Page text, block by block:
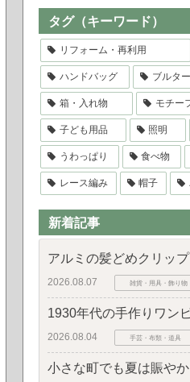
タグ（キーワード）
リフォーム・再利用
ハンドバッグ ブルタ
箱・入れ物 モチー
子ども用品 照明
うわっぱり 食べ物
レース編み 帽子
新着記事
アルミの髪どめクリップ
2026.08.07 雑貨・用具・飾り物
1930年代の手作りワン
2026.08.04 手芸・布類・道具
小さな町でも夏は賑やか